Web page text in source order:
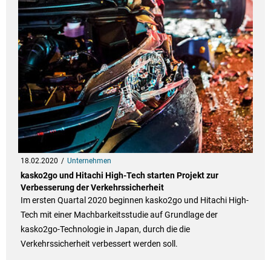
18.02.2020 Unternehmen
kasko2go und Hitachi High-Tech starten Projekt zur
Verbesserung der Verkehrssicherheit
Im ersten Quartal 2020 beginnen kasko2go und Hitachi High-
Tech mit einer Machbarkeitsstudie auf Grundlage der
kasko2go-Technologie in Japan, durch die die
Verkehrssicherheit verbessert werden soll.